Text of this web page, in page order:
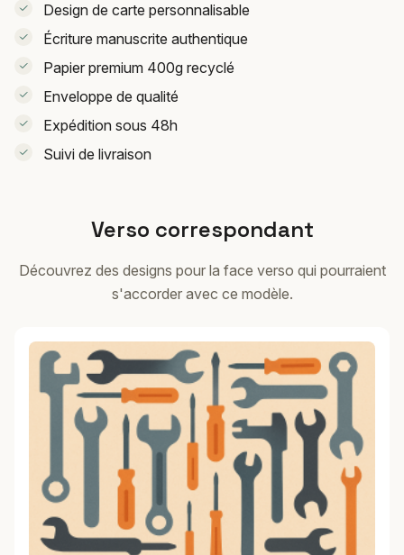
Design de carte personnalisable
Écriture manuscrite authentique
Papier premium 400g recyclé
Enveloppe de qualité
Expédition sous 48h
Suivi de livraison
Verso correspondant
Découvrez des designs pour la face verso qui pourraient
s'accorder avec ce modèle.